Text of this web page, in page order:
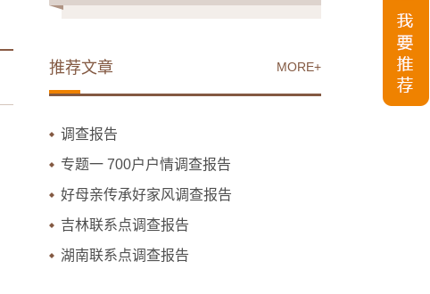
MORE+
推荐文章
调查报告
专题一 700户户情调查报告
好母亲传承好家风调查报告
吉林联系点调查报告
湖南联系点调查报告